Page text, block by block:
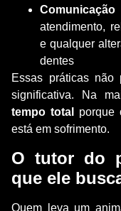
atendimento,
e qualquer
dentes
Essas práticas não
significativa. Na
tempo total
porque
está em sofrimento.
O tutor do
que ele
Quem leva um